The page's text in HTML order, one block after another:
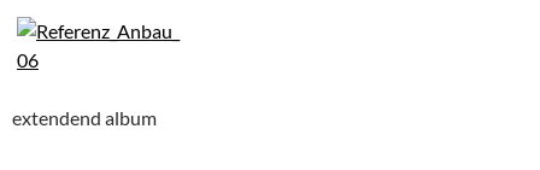
extendend album